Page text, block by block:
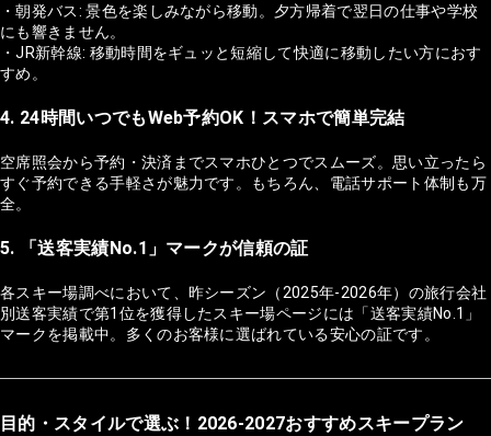
・朝発バス: 景色を楽しみながら移動。夕方帰着で翌日の仕事や学校
にも響きません。
・JR新幹線: 移動時間をギュッと短縮して快適に移動したい方におす
すめ。
4. 24時間いつでもWeb予約OK！スマホで簡単完結
空席照会から予約・決済までスマホひとつでスムーズ。思い立ったら
すぐ予約できる手軽さが魅力です。もちろん、電話サポート体制も万
全。
5. 「送客実績No.1」マークが信頼の証
各スキー場調べにおいて、昨シーズン（2025年-2026年）の旅行会社
別送客実績で第1位を獲得したスキー場ページには「送客実績No.1」
マークを掲載中。多くのお客様に選ばれている安心の証です。
目的・スタイルで選ぶ！2026-2027おすすめスキープラン